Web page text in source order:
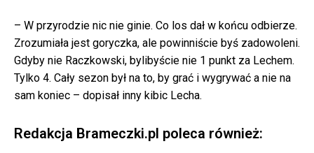
– W przyrodzie nic nie ginie. Co los dał w końcu odbierze.
Zrozumiała jest goryczka, ale powinniście byś zadowoleni.
Gdyby nie Raczkowski, bylibyście nie 1 punkt za Lechem.
Tylko 4. Cały sezon był na to, by grać i wygrywać a nie na
sam koniec – dopisał inny kibic Lecha.
Redakcja Brameczki.pl poleca również: